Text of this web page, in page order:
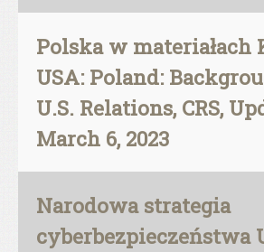
Polska w materiałach
USA: Poland:
U.S. Relations, CRS,
March 6, 2023
Narodowa strategia
cyberbezpieczeństwa